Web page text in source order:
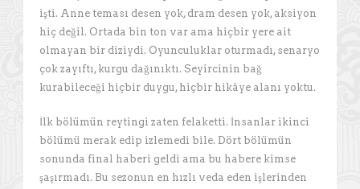
işti. Anne teması desen yok, dram desen yok, aksiyon
hiç değil. Ortada bin ton var ama hiçbir yere ait
olmayan bir diziydi. Oyunculuklar oturmadı, senaryo
çok zayıftı, kurgu dağınıktı. Seyircinin bağ
kurabileceği hiçbir duygu, hiçbir hikâye alanı yoktu.
İlk bölümün reytingi zaten felaketti. İnsanlar ikinci
bölümü merak edip izlemedi bile. Dört bölümün
sonunda final haberi geldi ama bu habere kimse
şaşırmadı. Bu sezonun en hızlı veda eden işlerinden